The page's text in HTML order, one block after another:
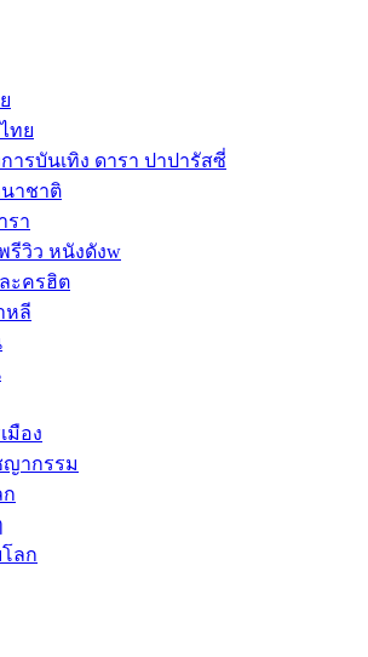
ทย
ารบันเทิง ดารา ปาปารัสซี่
าชาติ
รา
รีวิว หนังดังw
ละครฮิต
หลี
มือง
ากรรม
ลก